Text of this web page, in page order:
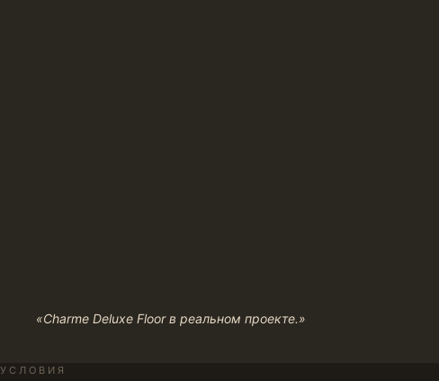
«Charme Deluxe Floor в реальном проекте.»
УСЛОВИЯ